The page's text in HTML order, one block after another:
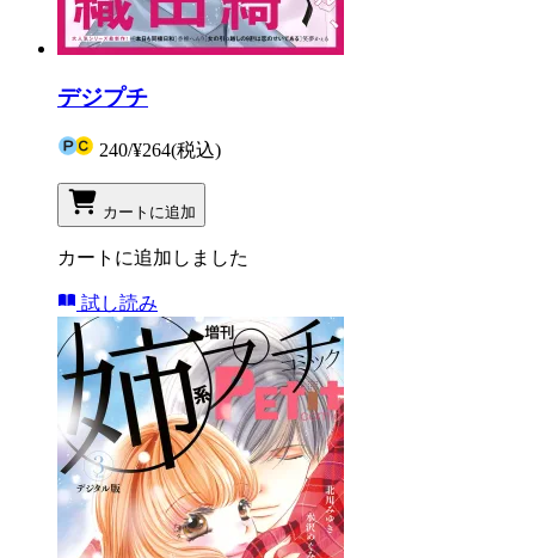
デジプチ
240/¥264(税込)
カートに追加
カートに追加しました
試し読み